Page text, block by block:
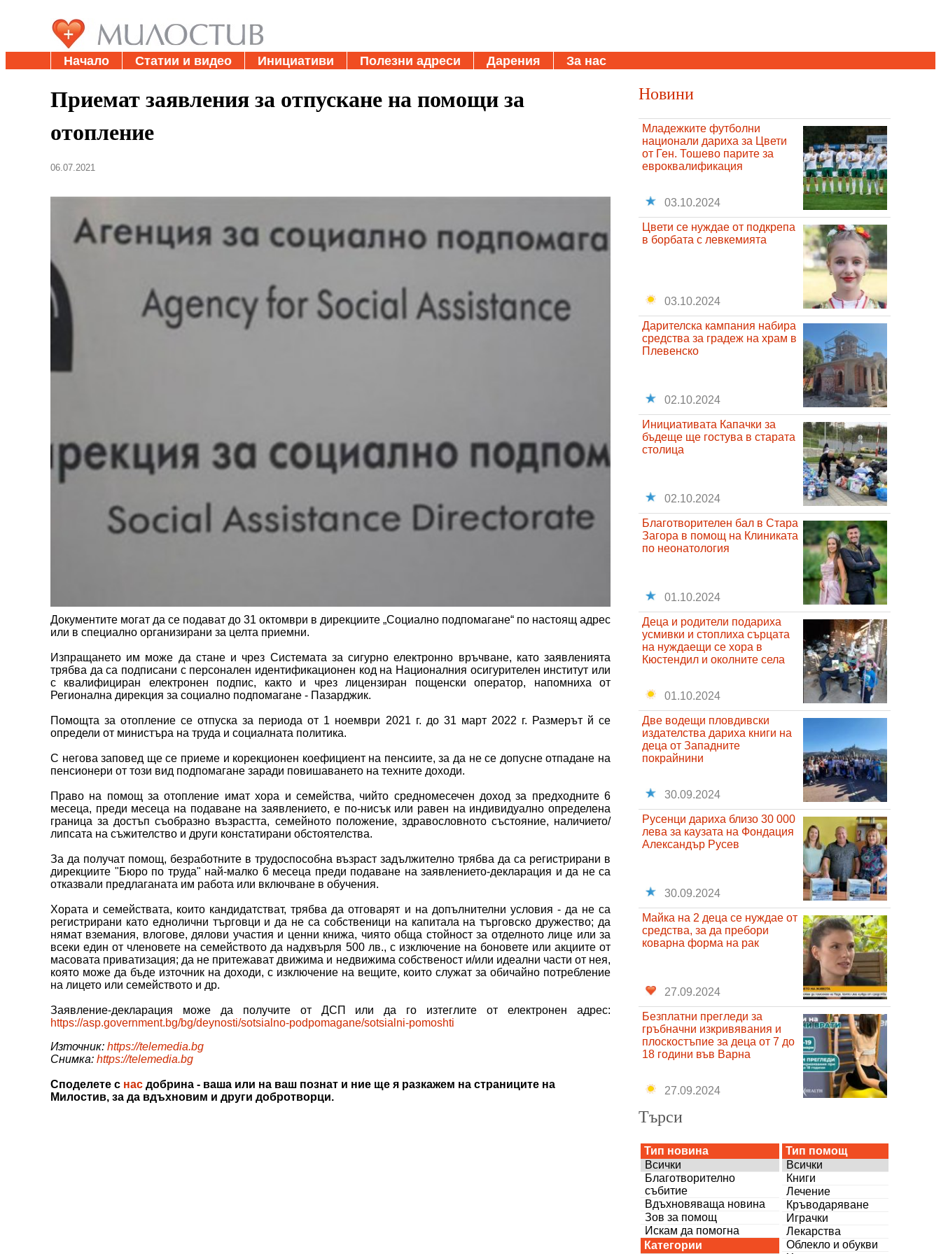
Начало Статии и видео Инициативи Полезни адреси Дарения За нас
Приемат заявления за отпускане на помощи за
отопление
06.07.2021
Документите могат да се подават до 31 октомври в дирекциите „Социално подпомагане“ по настоящ адрес
или в специално организирани за целта приемни.
Изпращането им може да стане и чрез Системата за сигурно електронно връчване, като заявленията
трябва да са подписани с персонален идентификационен код на Националния осигурителен институт или
с квалифициран електронен подпис, както и чрез лицензиран пощенски оператор, напомниха от
Регионална дирекция за социално подпомагане - Пазарджик.
Помощта за отопление се отпуска за периода от 1 ноември 2021 г. до 31 март 2022 г. Размерът й се
определи от министъра на труда и социалната политика.
С негова заповед ще се приеме и корекционен коефициент на пенсиите, за да не се допусне отпадане на
пенсионери от този вид подпомагане заради повишаването на техните доходи.
Право на помощ за отопление имат хора и семейства, чийто средномесечен доход за предходните 6
месеца, преди месеца на подаване на заявлението, е по-нисък или равен на индивидуално определена
граница за достъп съобразно възрастта, семейното положение, здравословното състояние, наличието/
липсата на съжителство и други констатирани обстоятелства.
За да получат помощ, безработните в трудоспособна възраст задължително трябва да са регистрирани в
дирекциите "Бюро по труда" най-малко 6 месеца преди подаване на заявлението-декларация и да не са
отказвали предлаганата им работа или включване в обучения.
Хората и семействата, които кандидатстват, трябва да отговарят и на допълнителни условия - да не са
регистрирани като еднолични търговци и да не са собственици на капитала на търговско дружество; да
нямат вземания, влогове, дялови участия и ценни книжа, чиято обща стойност за отделното лице или за
всеки един от членовете на семейството да надхвърля 500 лв., с изключение на боновете или акциите от
масовата приватизация; да не притежават движима и недвижима собственост и/или идеални части от нея,
която може да бъде източник на доходи, с изключение на вещите, които служат за обичайно потребление
на лицето или семейството и др.
Заявление-декларация може да получите от ДСП или да го изтеглите от електронен адрес:
https://asp.government.bg/bg/deynosti/sotsialno-podpomagane/sotsialni-pomoshti
Източник: https://telemedia.bg
Снимка: https://telemedia.bg
Споделете с нас добрина - ваша или на ваш познат и ние ще я разкажем на страниците на
Милостив, за да вдъхновим и други добротворци.
Новини
Младежките футболни
национали дариха за Цвети
от Ген. Тошево парите за
евроквалификация
03.10.2024
Цвети се нуждае от подкрепа
в борбата с левкемията
03.10.2024
Дарителска кампания набира
средства за градеж на храм в
Плевенско
02.10.2024
Инициативата Капачки за
бъдеще ще гостува в старата
столица
02.10.2024
Благотворителен бал в Стара
Загора в помощ на Клиниката
по неонатология
01.10.2024
Деца и родители подариха
усмивки и стоплиха сърцата
на нуждаещи се хора в
Кюстендил и околните села
01.10.2024
Две водещи пловдивски
издателства дариха книги на
деца от Западните
покрайнини
30.09.2024
Русенци дариха близо 30 000
лева за каузата на Фондация
Александър Русев
30.09.2024
Майка на 2 деца се нуждае от
средства, за да пребори
коварна форма на рак
27.09.2024
Безплатни прегледи за
гръбначни изкривявания и
плоскостъпие за деца от 7 до
18 години във Варна
27.09.2024
Търси
Тип новина
Всички
Благотворително
събитие
Вдъхновяваща новина
Зов за помощ
Искам да помогна
Категории
Тип помощ
Всички
Книги
Лечение
Кръводаряване
Играчки
Лекарства
Облекло и обукви